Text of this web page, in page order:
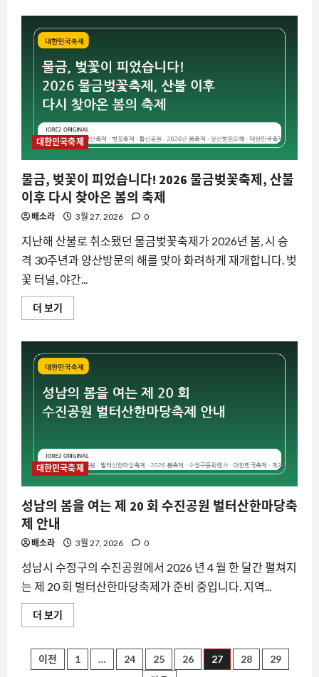
보
기
궁
거
랑
벚
꽃
한
마
당
으
로
봄
을
맞
이
하
다
에
대
해
더
어
보
기
대한민국축제
물금, 벚꽃이 피었습니다! 2026 물금벚꽃축제, 산불
이후 다시 찾아온 봄의 축제
배소라 3월 27, 2026 0
지난해 산불로 취소됐던 물금벚꽃축제가 2026년 봄, 시 승
격 30주년과 양산방문의 해를 맞아 화려하게 재개합니다. 벚
꽃 터널, 야간...
더 보기
금,
피
었
습
니
다!
2026
물
꽃
축
제,
산
불
이
후
찾
아
봄
의
축
제
에
해
읽
대한민국축제
성남의 봄을 여는 제 20 회 수진공원 벌터산한마당축
제 안내
배소라 3월 27, 2026 0
성남시 수정구의 수진공원에서 2026 년 4 월 한 달간 펼쳐지
는 제 20 회 벌터산한마당축제가 준비 중입니다. 지역...
더 보기
남
는
글이전 1 … 24 25 26 27 28
29
갤럭시S26 울트라 붉은 화면 논란, 하드
웨어 불신에서 소프트웨어 해법으로
스팀
스팀 스토어 페이지 자동 재생 미리보기,
끄는 법과 유저들의 반발
요즘뜨는소식
김민석의 정청래 전 대표 2022년 발언 재
조명, 왜 지금 다시 화제가 되는가
자동차
루시드 코스모스, 테슬라 모델 Y를 넘본